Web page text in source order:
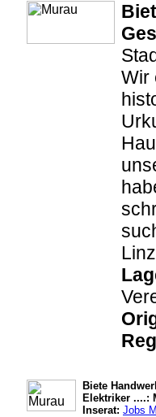
Wir
Biete
Elektriker ....:
Inserat: Jobs